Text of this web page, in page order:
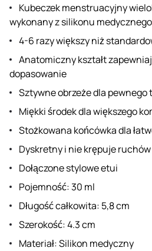
Kubeczek menstruacyjny
wykonany z silikonu medycznego
4-6 razy większy niż
Anatomiczny kształt
dopasowanie
Sztywne obrzeże dla pewnego
Miękki środek dla większego
Stożkowana końcówka dla
Dyskretny i nie krępuje ruchów
Dołączone stylowe etui
Pojemność: 30 ml
Długość całkowita: 5,8 cm
Szerokość: 4.3 cm
Materiał: Silikon medyczny